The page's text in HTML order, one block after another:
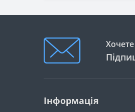
Інформація